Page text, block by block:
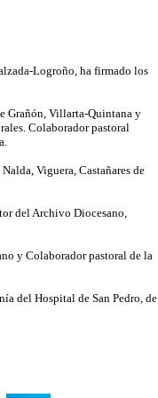
Logroño, ha firmado los
Grañón, Villarta-Quintana y
Colaborador pastoral
Viguera, Castañares de
del Archivo Diocesano,
y Colaborador pastoral de la
del Hospital de San Pedro, de